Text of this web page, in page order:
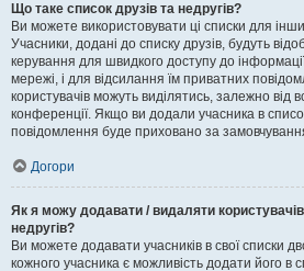
Що таке список друзів та недругів?
Ви можете використовувати ці списки для
Учасники, додані до списку друзів, будуть
керування для швидкого доступу до
мережі, і для відсилання їм приватних
користувачів можуть виділятись, залежно від
конференції. Якщо ви додали учасника в
повідомлення буде приховано за
Догори
Як я можу додавати / видаляти
недругів?
Ви можете додавати учасників в свої списки
кожного учасника є можливість додати його в